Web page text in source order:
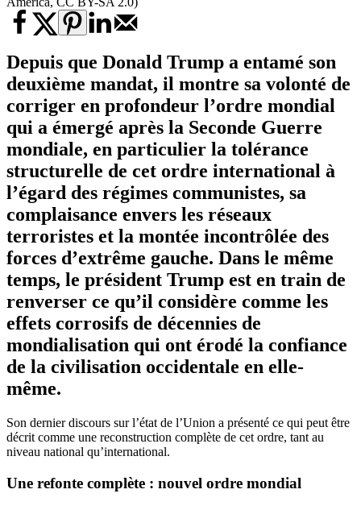
Depuis que Donald Trump a entamé son
deuxième mandat, il montre sa volonté de
corriger en profondeur l’ordre mondial
qui a émergé après la Seconde Guerre
mondiale, en particulier la tolérance
structurelle de cet ordre international à
l’égard des régimes communistes, sa
complaisance envers les réseaux
terroristes et la montée incontrôlée des
forces d’extrême gauche. Dans le même
temps, le président Trump est en train de
renverser ce qu’il considère comme les
effets corrosifs de décennies de
mondialisation qui ont érodé la confiance
de la civilisation occidentale en elle-
même.
Son dernier discours sur l’état de l’Union a présenté ce qui peut être
décrit comme une reconstruction complète de cet ordre, tant au
niveau national qu’international.
Une refonte complète : nouvel ordre mondial